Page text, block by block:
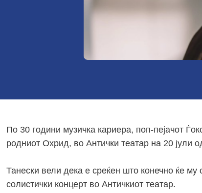
По 30 години музичка кариера, поп-пејачот
родниот Охрид, во Антички театар на 20 јули
Танески вели дека е среќен што конечно ќе
солистички концерт во Античкиот театар.